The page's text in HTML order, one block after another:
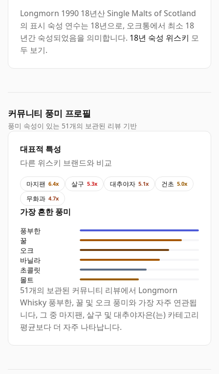
Longmorn 1990 18년산 Single Malts of Scotland
의 표시 숙성 연수는 18년으로, 오크통에서 최소 18
년간 숙성되었음을 의미합니다. 18년 숙성 위스키 모
두 보기.
커뮤니티 풍미 프로필
풍미 속성이 있는 51개의 보관된 리뷰 기반
대표적 특성
다른 위스키 브랜드와 비교
마지팬 6.4x 살구 5.3x 대추야자 5.1x 건초 5.0x
무화과 4.7x
가장 흔한 풍미
풍부한
꿀
오크
바닐라
초콜릿
몰트
51개의 보관된 커뮤니티 리뷰에서 Longmorn
Whisky 풍부한, 꿀 및 오크 풍미와 가장 자주 연관됩
니다, 그 중 마지팬, 살구 및 대추야자은(는) 카테고리
평균보다 더 자주 나타납니다.